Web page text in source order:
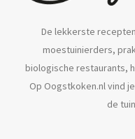
De lekkerste
moestuinierders,
biologische restaurants,
Op Oogstkoken.nl vind
de